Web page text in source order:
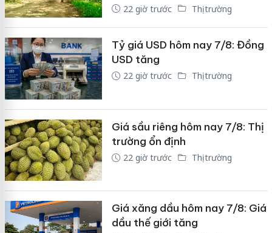
22 giờ trước Thị trường
Tỷ giá USD hôm nay 7/8: Đồng
USD tăng
22 giờ trước Thị trường
Giá sầu riêng hôm nay 7/8: Thị
trường ổn định
22 giờ trước Thị trường
Giá xăng dầu hôm nay 7/8: Giá
dầu thế giới tăng